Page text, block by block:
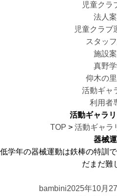
児童クラ
法人
児童クラブ
スタッ
施設
真野
仰木の
活動ギャ
利用者
活動ギャラ
TOP > 活動ギャラ
器械
低学年の器械運動は鉄棒の特訓
だまだ難
投
bambini投
2025年10月